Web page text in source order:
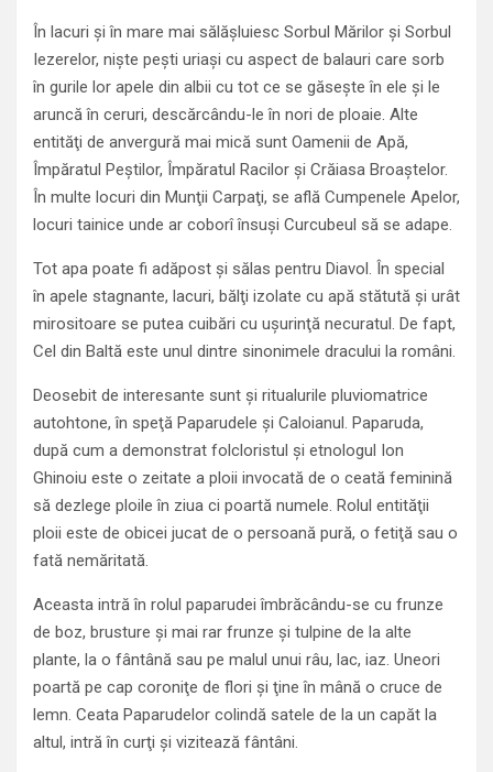
În lacuri şi în mare mai sălăşluiesc Sorbul Mărilor şi Sorbul
Iezerelor, nişte peşti uriaşi cu aspect de balauri care sorb
în gurile lor apele din albii cu tot ce se găseşte în ele şi le
aruncă în ceruri, descărcându-le în nori de ploaie. Alte
entităţi de anvergură mai mică sunt Oamenii de Apă,
Împăratul Peştilor, Împăratul Racilor şi Crăiasa Broaştelor.
În multe locuri din Munţii Carpaţi, se află Cumpenele Apelor,
locuri tainice unde ar coborî însuşi Curcubeul să se adape.
Tot apa poate fi adăpost şi sălas pentru Diavol. În special
în apele stagnante, lacuri, bălţi izolate cu apă stătută şi urât
mirositoare se putea cuibări cu uşurinţă necuratul. De fapt,
Cel din Baltă este unul dintre sinonimele dracului la români.
Deosebit de interesante sunt şi ritualurile pluviomatrice
autohtone, în speţă Paparudele şi Caloianul. Paparuda,
după cum a demonstrat folcloristul şi etnologul Ion
Ghinoiu este o zeitate a ploii invocată de o ceată feminină
să dezlege ploile în ziua ci poartă numele. Rolul entităţii
ploii este de obicei jucat de o persoană pură, o fetiţă sau o
fată nemăritată.
Aceasta intră în rolul paparudei îmbrăcându-se cu frunze
de boz, brusture şi mai rar frunze şi tulpine de la alte
plante, la o fântână sau pe malul unui râu, lac, iaz. Uneori
poartă pe cap coroniţe de flori şi ţine în mână o cruce de
lemn. Ceata Paparudelor colindă satele de la un capăt la
altul, intră în curţi şi vizitează fântâni.